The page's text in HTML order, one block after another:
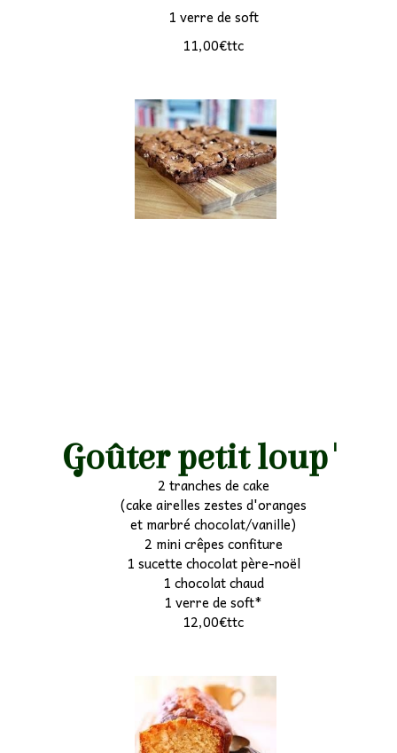
1 verre de soft
11,00€ttc
Goûter petit loup'
2 tranches de cake
(cake airelles zestes d'oranges
et marbré chocolat/vanille)
2 mini crêpes confiture
1 sucette chocolat père-noël
1 chocolat chaud
1 verre de soft*
12,00€ttc